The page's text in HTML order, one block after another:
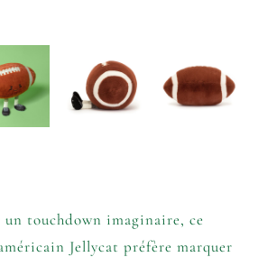
touchdown imaginaire, ce
Jellycat préfère marquer